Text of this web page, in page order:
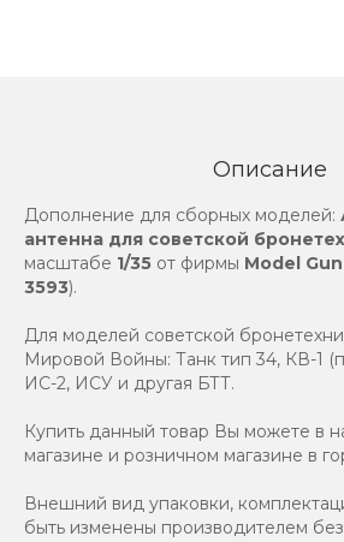
Описание
Дополнение для сборных моделей:
антенна для советской
масштабе 1/35 от фирмы Model Gun
3593).
Для моделей советcкой
Мировой Войны: Танк тип 34, КВ-1
ИС-2, ИСУ и другая БТТ.
Купить данный товар Вы можете в
магазине и розничном магазине в
Внешний вид упаковки,
быть изменены производителем